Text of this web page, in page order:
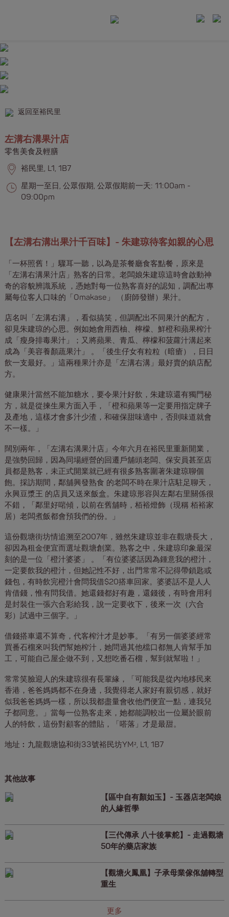
返回至裕民里
左溝右溝果汁店
零售美食及輕膳
裕民里, L1, 1B7
星期一至日, 公眾假期, 公眾假期前一天: 11:00am -
09:00pm
【左溝右溝出果汁千百味】- 朱建琼待客如親的心思
「一杯照舊！」驟耳一聽，以為是茶餐廳食客點餐，原來是
「左溝右溝果汁店」熟客的日常。老闆娘朱建琼這時會啟動神
奇的容貌辨識系統 ，憑她對每一位熟客喜好的認知，調配出專
屬每位客人口味的「Omakase」 （廚師發辦）果汁。
店名叫「左溝右溝」，看似搞笑，但調配出不同果汁的配方，
卻見朱建琼的心思。例如她會用西柚、檸檬、鮮橙和蘋果榨汁
成「瘦身排毒果汁」；又將蘋果、青瓜、檸檬和菠蘿汁溝起來
成為「美容養顏蔬果汁」 。「後生仔女有粒粒（暗瘡），日日
飲一支最好。」這兩種果汁亦是「左溝右溝」最好賣的鎮店配
方。
健康果汁當然不能加糖水，要令果汁好飲，朱建琼還有獨門秘
方，就是從揀生果方面入手，「橙和蘋果等一定要用指定牌子
及產地，這樣才會多汁少渣，和確保甜味適中，否則味道就會
不一樣。」
闊別兩年，「左溝右溝果汁店」今年六月在裕民里重新開業，
是強勢回歸，因為同場經營的回遷戶舖頭老闆、保安員甚至店
員都是熟客，未正式開業就已經有很多熟客圍著朱建琼聊個
飽。採訪期間，鄰舖興發熟食 的老闆不時在果汁店駐足聊天，
永興豆漿王 的店員又送來飯盒。朱建琼形容與左鄰右里關係很
不錯，「鄰里好啱傾，以前在舊舖時，栢裕燈飾（現稱 栢裕家
居）老闆煮飯都會預我們的份。」
這份觀塘街坊情追溯至2007年，雖然朱建琼並非在觀塘長大，
卻因為租金便宜而選址觀塘創業。熟客之中，朱建琼印象最深
刻的是一位「橙汁婆婆」 。「有位婆婆話因為鍾意我的橙汁，
一定要飲我的橙汁，但她記性不好，出門常常不記得帶鎖匙或
錢包，有時飲完橙汁會問我借$20搭車回家。婆婆話不是人人
肯借錢，惟有問我借。她還錢都好有趣，還錢後，有時會用利
是封裝住一張六合彩給我，說一定要收下，後來一次（六合
彩）試過中三個字。」
借錢搭車還不算奇，代客榨汁才是妙事。「有另一個婆婆經常
買番石榴來叫我們幫她榨汁，她問過其他檔口都無人肯幫手加
工，可能自己屋企做不到，又想吃番石榴，幫到就幫啦！」
常常笑臉迎人的朱建琼很有長輩緣，「可能我是從內地移民來
香港，爸爸媽媽都不在身邊，我覺得老人家好有親切感，就好
似我爸爸媽媽一樣，所以我都盡量會收他們便宜一點，連我兒
子都同意。」當每一位熟客走來，她都能調較出一位屬於眼前
人的特飲，這份對顧客的體貼，「嗒落」才是最甜。
地址︰九龍觀塘協和街33號裕民坊YM², L1, 1B7
其他故事
【區中自有顏如玉】- 玉器店老闆娘
的人緣哲學
【三代傳承 八十後掌舵】- 走過觀塘
50年的藥店家族
【觀塘火鳳凰】子承母業傢俬舖轉型
重生
更多